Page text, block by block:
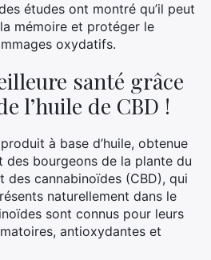
études ont montré qu’il peut
mémoire et protéger le
oxydatifs.
santé grâce
l’huile de CBD !
à base d’huile, obtenue
des bourgeons de la plante du
des cannabinoïdes (CBD), qui
naturellement dans le
sont connus pour leurs
antioxydantes et